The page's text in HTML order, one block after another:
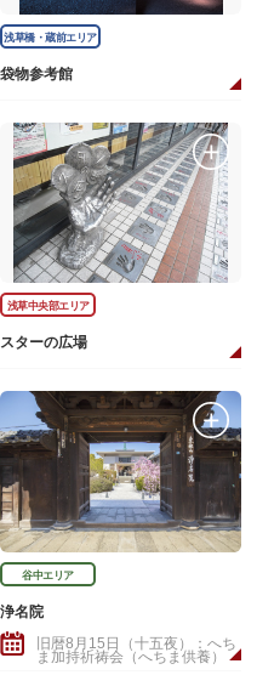
浅草橋・蔵前エリア
袋物参考館
浅草中央部エリア
スターの広場
谷中エリア
浄名院
旧暦8月15日（十五夜）：へち
ま加持祈祷会（へちま供養）